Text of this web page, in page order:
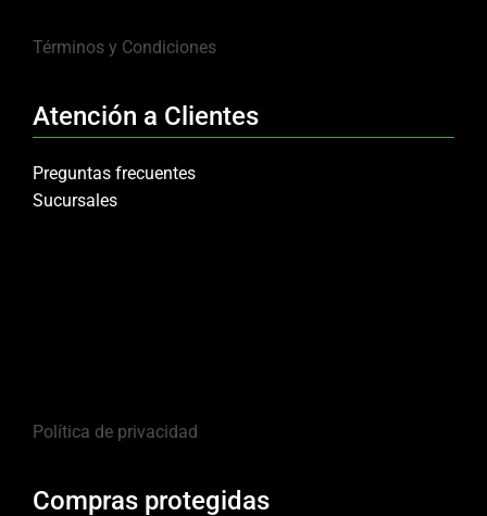
Términos y Condiciones
Atención a Clientes
Preguntas frecuentes
Sucursales
Política de privacidad
Compras protegidas